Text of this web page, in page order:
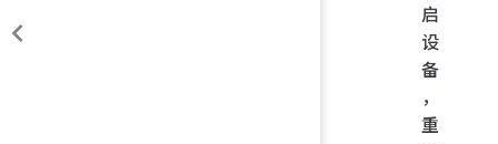
启
设
备
，
重